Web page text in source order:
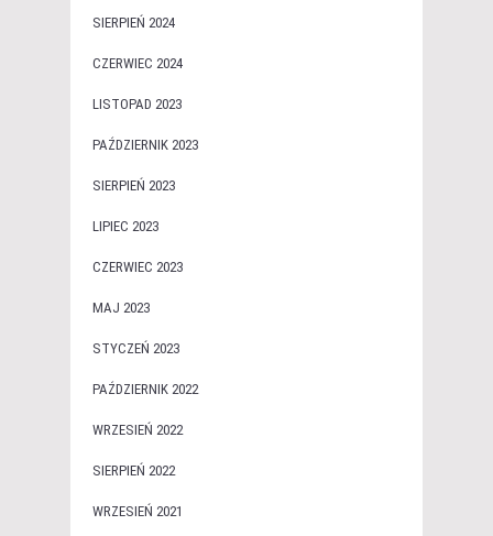
SIERPIEŃ 2024
CZERWIEC 2024
LISTOPAD 2023
PAŹDZIERNIK 2023
SIERPIEŃ 2023
LIPIEC 2023
CZERWIEC 2023
MAJ 2023
STYCZEŃ 2023
PAŹDZIERNIK 2022
WRZESIEŃ 2022
SIERPIEŃ 2022
WRZESIEŃ 2021